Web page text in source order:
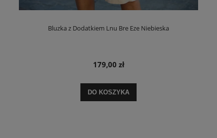
Bluzka z Dodatkiem Lnu Bre Eze Niebieska
179,00 zł
DO KOSZYKA